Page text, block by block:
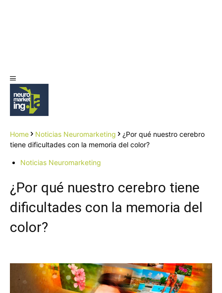
Home Noticias Neuromarketing
¿Por qué nuestro cerebro
tiene dificultades con la memoria del color?
Noticias Neuromarketing
¿Por qué nuestro cerebro tiene
dificultades con la memoria del
color?